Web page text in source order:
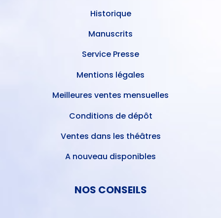
Historique
Manuscrits
Service Presse
Mentions légales
Meilleures ventes mensuelles
Conditions de dépôt
Ventes dans les théâtres
A nouveau disponibles
NOS CONSEILS